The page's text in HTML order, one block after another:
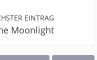
EINTRAG
Moonlight